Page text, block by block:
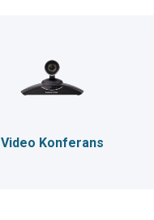
Video Konferans